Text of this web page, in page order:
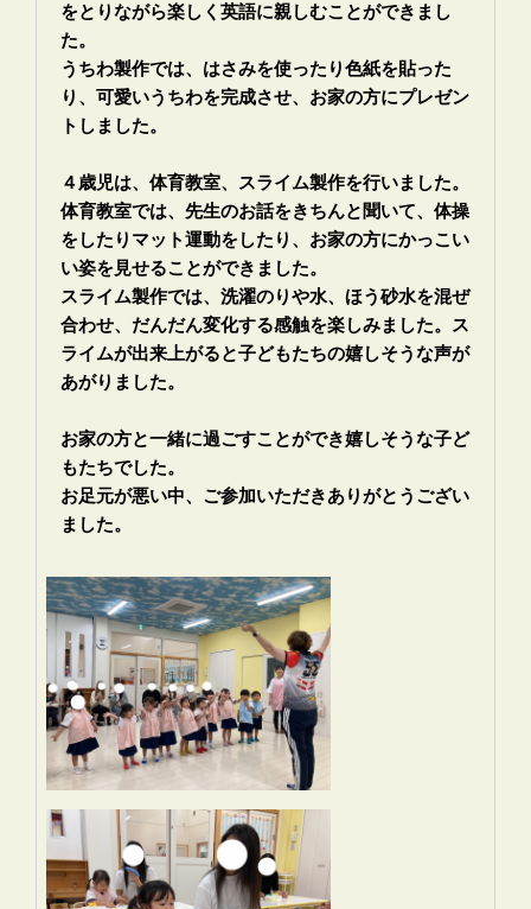
をとりながら楽しく英語に親しむことができまし
た。
うちわ製作では、はさみを使ったり色紙を貼った
り、可愛いうちわを完成させ、お家の方にプレゼン
トしました。
４歳児は、体育教室、スライム製作を行いました。
体育教室では、先生のお話をきちんと聞いて、体操
をしたりマット運動をしたり、お家の方にかっこい
い姿を見せることができました。
スライム製作では、洗濯のりや水、ほう砂水を混ぜ
合わせ、だんだん変化する感触を楽しみました。ス
ライムが出来上がると子どもたちの嬉しそうな声が
あがりました。
お家の方と一緒に過ごすことができ嬉しそうな子ど
もたちでした。
お足元が悪い中、ご参加いただきありがとうござい
ました。